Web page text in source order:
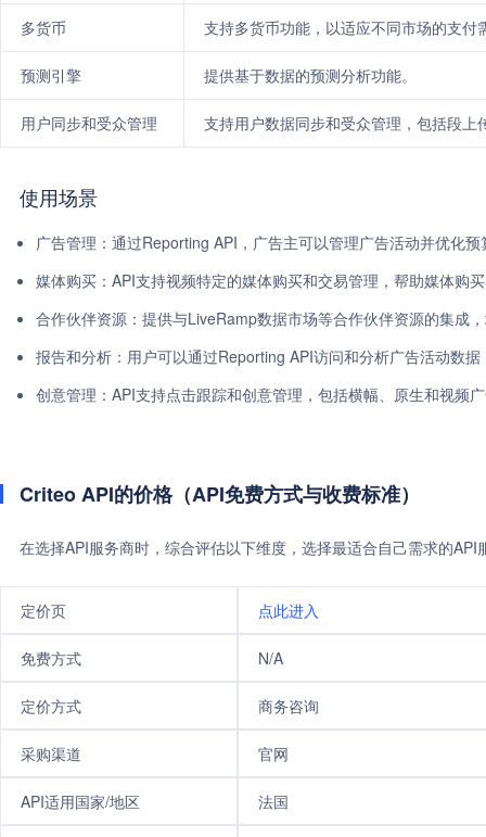
多货币 支持多货币功能，以适应不同市场的支付
预测引擎 提供基于数据的预测分析功能。
用户同步和受众管理 支持用户数据同步和受众管理，包括段上
使用场景
广告管理：通过Reporting API，广告主可以管理广告活动并优化预
媒体购买：API支持视频特定的媒体购买和交易管理，帮助媒体购
合作伙伴资源：提供与LiveRamp数据市场等合作伙伴资源的集成
报告和分析：用户可以通过Reporting API访问和分析广告活动数
创意管理：API支持点击跟踪和创意管理，包括横幅、原生和视频
Criteo API的价格（API免费方式与收费标准）
在选择API服务商时，综合评估以下维度，选择最适合自己需求的
定价页 点此进入
免费方式 N/A
定价方式 商务咨询
采购渠道 官网
API适用国家/地区 法国